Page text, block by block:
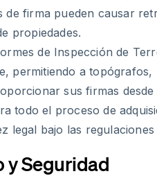
de firma pueden causar
propiedades.
de Inspección de
permitiendo a
sus firmas
todo el proceso de
legal bajo las
y Seguridad